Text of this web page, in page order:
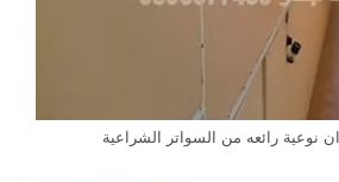
رائعه من السواتر الشراعية